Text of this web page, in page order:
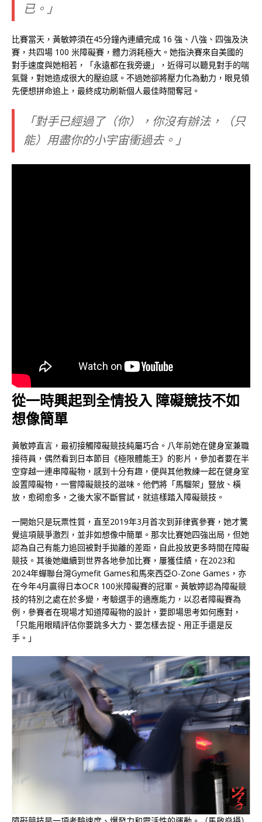
已。」
比賽當天，黃敏婷須在45分鐘內連續完成 16 強、八強、四強及決
賽，共四場 100 米障礙賽，體力消耗極大。她指決賽來自美國的
對手速度與她相若，「永遠都在我旁邊」，近得可以聽見對手的喘
氣聲，對她造成很大的壓迫感。不過她卻將壓力化為動力，眼見領
先便想拼命追上，最終成功刷新個人最佳時間奪冠。
「對手已經過了（你），你沒有辦法，（只
能）用盡你的小宇宙衝過去。」
從一時興起到全情投入 障礙競技不如
想像簡單
黃敏婷直言，最初接觸障礙競技純屬巧合。八年前她在健身室兼職
接待員，偶然看到日本節目《極限體能王》的影片，參加者要在半
空穿越一連串障礙物，感到十分有趣，便與其他教練一起在健身室
設置障礙物，一嘗障礙競技的滋味。他們將「馬騮架」豎放、橫
放，愈砌愈多，之後大家不斷嘗試，就這樣踏入障礙競技。
一開始只是玩票性質，直至2019年3月首次到菲律賓參賽，她才驚
覺這項競爭激烈，並非如想像中簡單。那次比賽她四強出局，但她
認為自己有能力追回被對手拋離的差距，自此投放更多時間在障礙
競技。其後她繼續到世界各地參加比賽，屢獲佳績，在2023和
2024年蟬聯台灣Gymefit Games和馬來西亞O-Zone Games，亦
在今年4月贏得日本OCR 100米障礙賽的冠軍。黃敏婷認為障礙競
技的特別之處在於多變，考驗選手的適應能力，以忍者障礙賽為
例，參賽者在現場才知道障礙物的設計，要即場思考如何應對，
「只能用眼睛評估你要跳多大力、要怎樣去捉、用正手還是反
手。」